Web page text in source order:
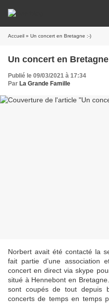
Accueil » Un concert en Bretagne :-)
Un concert en
Publié le 09/03/2021 à 17:34
Par La Grande Famille
Norbert avait été contacté la
fait partie d’une
concert en direct via skype
situé à Hennebont en
sont coupés de tout depuis
concerts de temps en temps